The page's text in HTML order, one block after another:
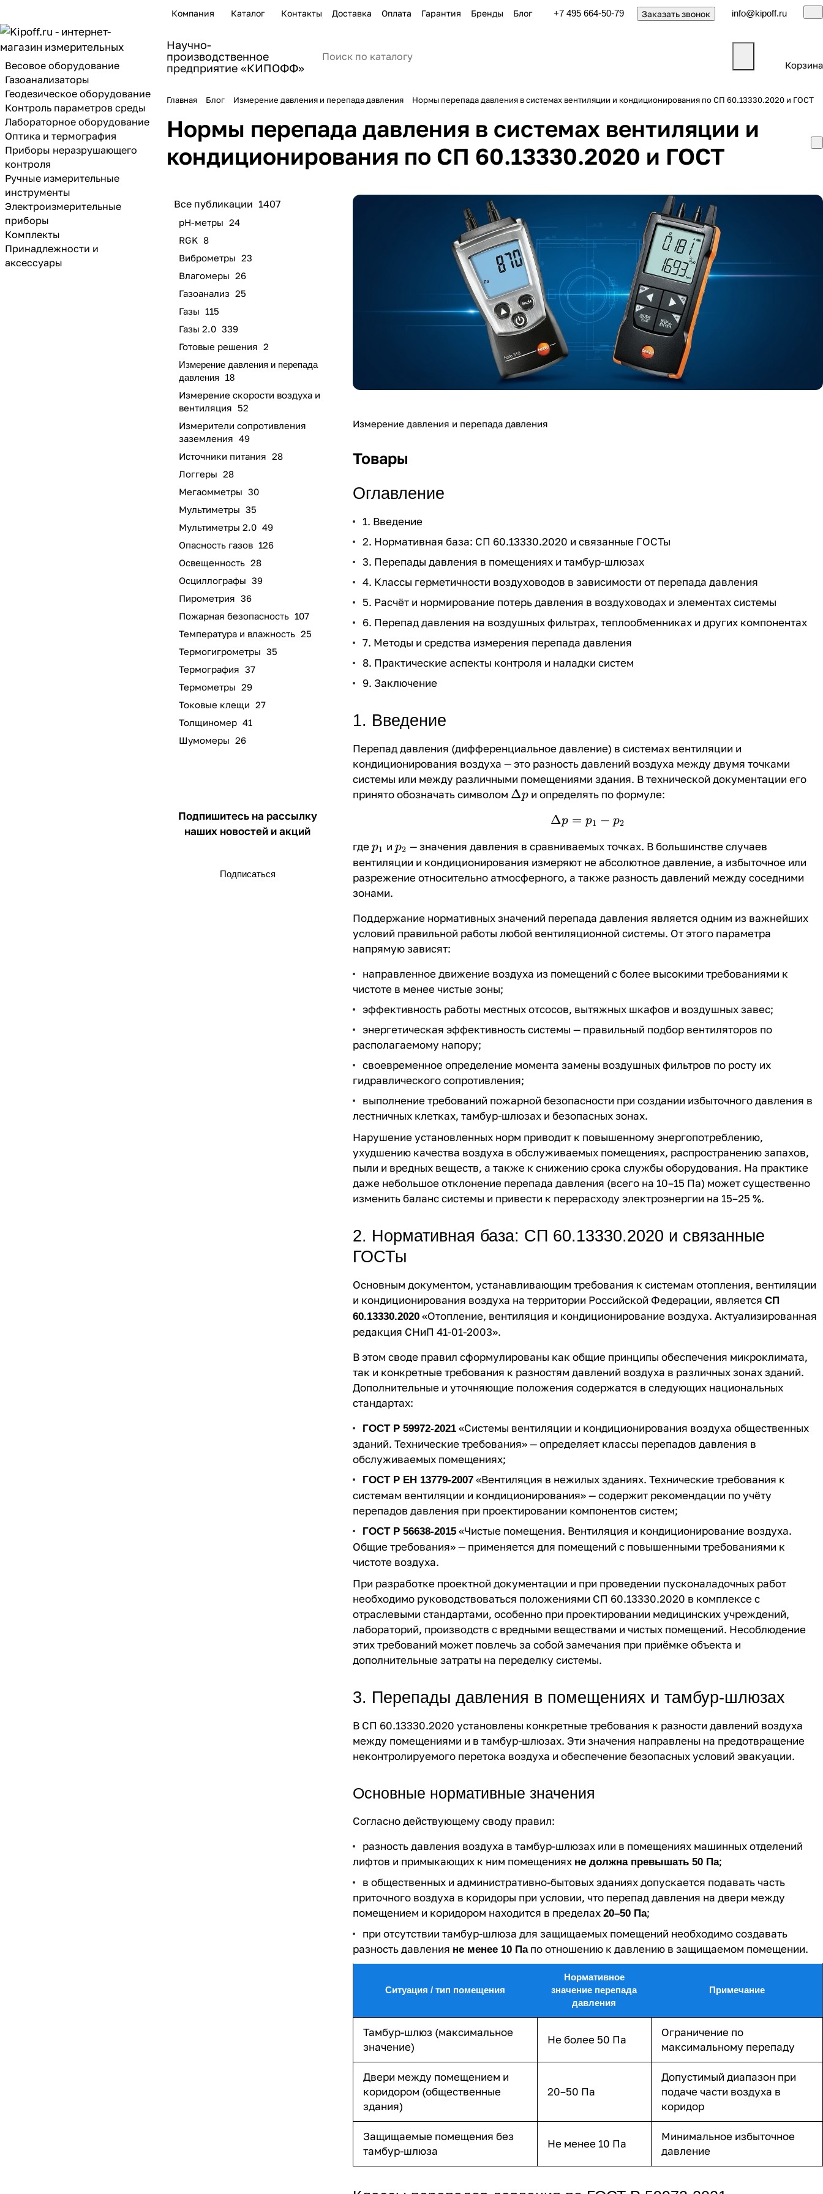
Компания Каталог Контакты Доставка Оплата Гарантия Бренды Блог +7 495 664-50-79 Заказать звонок info@kipoff.ru
Научно-
производственное
предприятие «КИПОФФ»
Корзина
Главная Блог Измерение давления и перепада давления Нормы перепада давления в системах вентиляции и кондиционирования по СП 60.13330.2020 и ГОСТ
Нормы перепада давления в системах вентиляции и
кондиционирования по СП 60.13330.2020 и ГОСТ
Измерение давления и перепада давления
Товары
Оглавление
1. Введение
2. Нормативная база: СП 60.13330.2020 и связанные ГОСТы
3. Перепады давления в помещениях и тамбур-шлюзах
4. Классы герметичности воздуховодов в зависимости от перепада давления
5. Расчёт и нормирование потерь давления в воздуховодах и элементах системы
6. Перепад давления на воздушных фильтрах, теплообменниках и других компонентах
7. Методы и средства измерения перепада давления
8. Практические аспекты контроля и наладки систем
9. Заключение
1. Введение
Перепад давления (дифференциальное давление) в системах вентиляции и
кондиционирования воздуха — это разность давлений воздуха между двумя точками
системы или между различными помещениями здания. В технической документации его
принято обозначать символом \Delta
Δp и определять по формуле:
\Delta p = p_1 - p_2
Δp = p1 − p2
где p_1
p1 и p_2
p2 — значения давления в сравниваемых точках. В большинстве случаев
вентиляции и кондиционирования измеряют не абсолютное давление, а избыточное или
разрежение относительно атмосферного, а также разность давлений между соседними
зонами.
Поддержание нормативных значений перепада давления является одним из важнейших
условий правильной работы любой вентиляционной системы. От этого параметра
напрямую зависят:
направленное движение воздуха из помещений с более высокими требованиями к
чистоте в менее чистые зоны;
эффективность работы местных отсосов, вытяжных шкафов и воздушных завес;
энергетическая эффективность системы — правильный подбор вентиляторов по
располагаемому напору;
своевременное определение момента замены воздушных фильтров по росту их
гидравлического сопротивления;
выполнение требований пожарной безопасности при создании избыточного давления в
лестничных клетках, тамбур-шлюзах и безопасных зонах.
Нарушение установленных норм приводит к повышенному энергопотреблению,
ухудшению качества воздуха в обслуживаемых помещениях, распространению запахов,
пыли и вредных веществ, а также к снижению срока службы оборудования. На практике
даже небольшое отклонение перепада давления (всего на 10–15 Па) может существенно
изменить баланс системы и привести к перерасходу электроэнергии на 15–25 %.
2. Нормативная база: СП 60.13330.2020 и связанные
ГОСТы
Основным документом, устанавливающим требования к системам отопления, вентиляции
и кондиционирования воздуха на территории Российской Федерации, является СП
60.13330.2020 «Отопление, вентиляция и кондиционирование воздуха. Актуализированная
редакция СНиП 41-01-2003».
В этом своде правил сформулированы как общие принципы обеспечения микроклимата,
так и конкретные требования к разностям давлений воздуха в различных зонах зданий.
Дополнительные и уточняющие положения содержатся в следующих национальных
стандартах:
ГОСТ Р 59972-2021 «Системы вентиляции и кондиционирования воздуха общественных
зданий. Технические требования» — определяет классы перепадов давления в
обслуживаемых помещениях;
ГОСТ Р ЕН 13779-2007 «Вентиляция в нежилых зданиях. Технические требования к
системам вентиляции и кондиционирования» — содержит рекомендации по учёту
перепадов давления при проектировании компонентов систем;
ГОСТ Р 56638-2015 «Чистые помещения. Вентиляция и кондиционирование воздуха.
Общие требования» — применяется для помещений с повышенными требованиями к
чистоте воздуха.
При разработке проектной документации и при проведении пусконаладочных работ
необходимо руководствоваться положениями СП 60.13330.2020 в комплексе с
отраслевыми стандартами, особенно при проектировании медицинских учреждений,
лабораторий, производств с вредными веществами и чистых помещений. Несоблюдение
этих требований может повлечь за собой замечания при приёмке объекта и
дополнительные затраты на переделку системы.
3. Перепады давления в помещениях и тамбур-шлюзах
В СП 60.13330.2020 установлены конкретные требования к разности давлений воздуха
между помещениями и в тамбур-шлюзах. Эти значения направлены на предотвращение
неконтролируемого перетока воздуха и обеспечение безопасных условий эвакуации.
Основные нормативные значения
Согласно действующему своду правил:
разность давления воздуха в тамбур-шлюзах или в помещениях машинных отделений
лифтов и примыкающих к ним помещениях не должна превышать 50 Па;
в общественных и административно-бытовых зданиях допускается подавать часть
приточного воздуха в коридоры при условии, что перепад давления на двери между
помещением и коридором находится в пределах 20–50 Па;
при отсутствии тамбур-шлюза для защищаемых помещений необходимо создавать
разность давления не менее 10 Папо отношению к давлению в защищаемом помещении.
Ситуация / тип помещения
Нормативное
значение перепада
давления
Примечание
Тамбур-шлюз (максимальное
значение)
Не более 50 Па
Ограничение по
максимальному перепаду
Двери между помещением и
коридором (общественные
здания)
20–50 Па
Допустимый диапазон при
подаче части воздуха в
коридор
Защищаемые помещения без
тамбур-шлюза
Не менее 10 Па
Минимальное избыточное
давление
Все публикации 1407
pH-метры 24
RGK 8
Виброметры 23
Влагомеры 26
Газоанализ 25
Газы 115
Газы 2.0 339
Готовые решения 2
Измерение давления и перепада
давления
18
Измерение скорости воздуха и
вентиляция
52
Измерители сопротивления
заземления 49
Источники питания 28
Логгеры 28
Мегаомметры 30
Мультиметры 35
Мультиметры 2.0 49
Опасность газов 126
Освещенность 28
Осциллографы 39
Пирометрия 36
Пожарная безопасность 107
Температура и влажность 25
Термогигрометры 35
Термография 37
Термометры 29
Токовые клещи 27
Толщиномер 41
Шумомеры 26
Подпишитесь на рассылку
наших новостей и акций
Подписаться
Весовое оборудование
Газоанализаторы
Геодезическое оборудование
Контроль параметров среды
Лабораторное оборудование
Оптика и термография
Приборы неразрушающего
контроля
Ручные измерительные
инструменты
Электроизмерительные
приборы
Комплекты
Принадлежности и
аксессуары